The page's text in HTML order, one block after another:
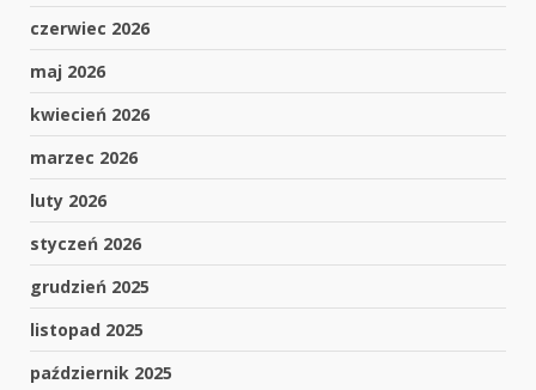
czerwiec 2026
maj 2026
kwiecień 2026
marzec 2026
luty 2026
styczeń 2026
grudzień 2025
listopad 2025
październik 2025